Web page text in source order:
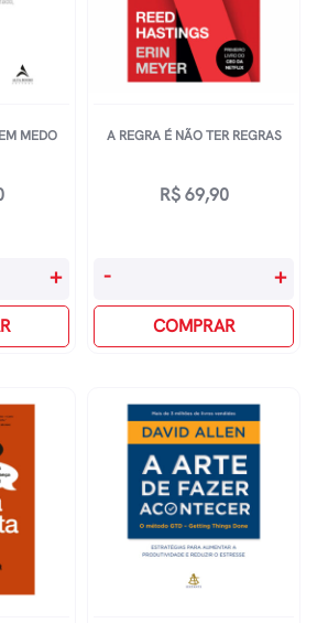
MEDO
+
A REGRA É NÃO TER REGRAS
R$69,90
Não
Regras
quantidade
- +
COMPRAR